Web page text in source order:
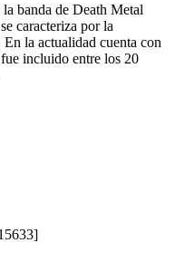
la banda de Death Metal
caracteriza por la
la actualidad cuenta con
incluido entre los 20